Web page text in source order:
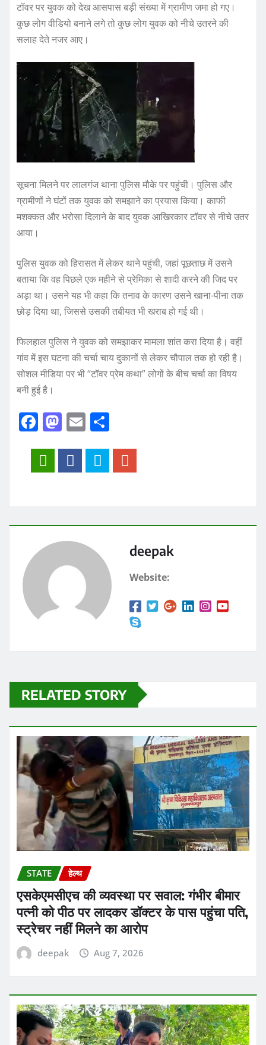
टॉवर पर युवक को देख आसपास बड़ी संख्या में ग्रामीण जमा हो गए।
कुछ लोग वीडियो बनाने लगे तो कुछ लोग युवक को नीचे उतरने की
सलाह देते नजर आए।
सूचना मिलने पर लालगंज थाना पुलिस मौके पर पहुंची। पुलिस और
ग्रामीणों ने घंटों तक युवक को समझाने का प्रयास किया। काफी
मशक्कत और भरोसा दिलाने के बाद युवक आखिरकार टॉवर से नीचे उतर
आया।
पुलिस युवक को हिरासत में लेकर थाने पहुंची, जहां पूछताछ में उसने
बताया कि वह पिछले एक महीने से प्रेमिका से शादी करने की जिद पर
अड़ा था। उसने यह भी कहा कि तनाव के कारण उसने खाना-पीना तक
छोड़ दिया था, जिससे उसकी तबीयत भी खराब हो गई थी।
फिलहाल पुलिस ने युवक को समझाकर मामला शांत करा दिया है। वहीं
गांव में इस घटना की चर्चा चाय दुकानों से लेकर चौपाल तक हो रही है।
सोशल मीडिया पर भी “टॉवर प्रेम कथा” लोगों के बीच चर्चा का विषय
बनी हुई है।
F
c
e
k
M
st
o
n
E
ai
l re
deepak
Website:
RELATED STORY
STATE हेल्थ
एसकेएमसीएच की व्यवस्था पर सवाल: गंभीर बीमार
पत्नी को पीठ पर लादकर डॉक्टर के पास पहुंचा पति,
स्ट्रेचर नहीं मिलने का आरोप
deepak Aug 7, 2026